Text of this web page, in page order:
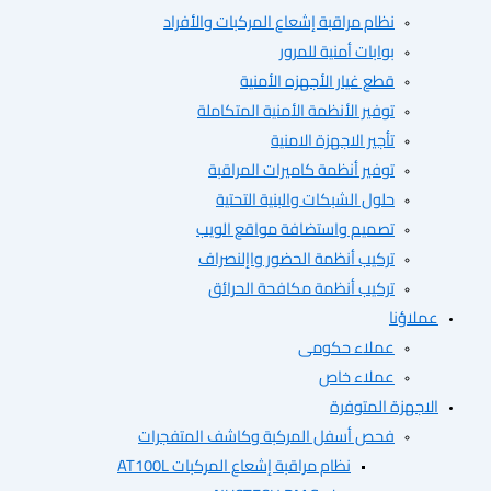
نظام مراقبة إشعاع المركبات والأفراد
بوابات أمنية للمرور
قطع غيار الأجهزه الأمنية
توفير الأنظمة الأمنية المتكاملة
تأجير الاجهزة الامنية
توفير أنظمة كاميرات المراقبة
حلول الشبكات والبنية التحتية
تصميم واستضافة مواقع الويب
تركيب أنظمة الحضور واإلنصراف
تركيب أنظمة مكافحة الحرائق
عملاء حكومى
عملاء خاص
المتوفرة
فحص أسفل المركبة وكاشف المتفجرات
نظام مراقبة إشعاع المركبات AT100L